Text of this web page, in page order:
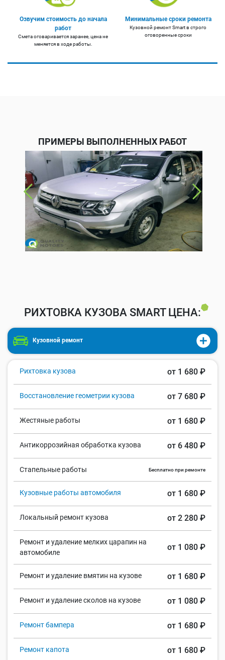
Озвучим стоимость до начала
работ
Смета оговаривается заранее, цена не
меняется в ходе работы.
Минимальные сроки ремонта
Кузовной ремонт Smart в строго
оговоренные сроки
ПРИМЕРЫ ВЫПОЛНЕННЫХ РАБОТ
РИХТОВКА КУЗОВА SMART ЦЕНА:
Кузовной ремонт
Рихтовка кузова от 1 680 ₽
Восстановление геометрии кузова от 7 680 ₽
Жестяные работы от 1 680 ₽
Антикоррозийная обработка кузова от 6 480 ₽
Стапельные работы Бесплатно при ремонте
Кузовные работы автомобиля от 1 680 ₽
Локальный ремонт кузова от 2 280 ₽
Ремонт и удаление мелких царапин на
автомобиле
от 1 080 ₽
Ремонт и удаление вмятин на кузове от 1 680 ₽
Ремонт и удаление сколов на кузове от 1 080 ₽
Ремонт бампера от 1 680 ₽
Ремонт капота от 1 680 ₽